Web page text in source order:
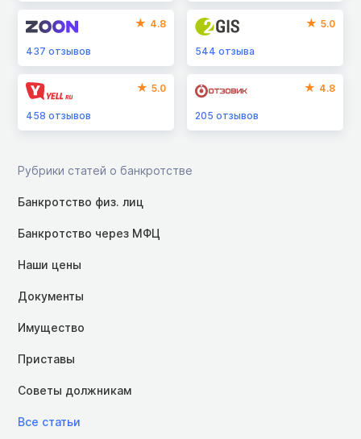
4.8
437 отзывов
5.0
544отзыва
5.0
458 отзывов
4.8
205отзывов
Рубрики статей о банкротстве
Банкротство физ. лиц
Банкротство через МФЦ
Наши цены
Документы
Имущество
Приставы
Советы должникам
Все статьи